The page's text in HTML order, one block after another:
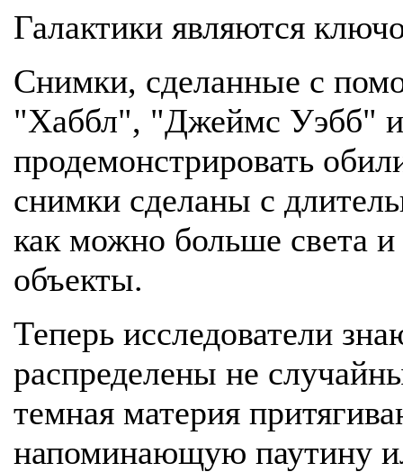
Галактики являются
Снимки, сделанные с
"Хаббл", "Джеймс Уэбб" и
продемонстрировать
снимки сделаны с
как можно больше света и
объекты.
Теперь исследователи
распределены не
темная материя
напоминающую паутину